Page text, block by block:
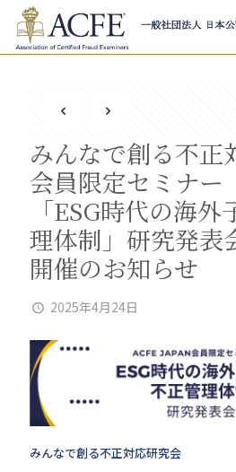
みんなで創る不正
会員限定セミナー
「ESG時代の海
理体制」研究発表
開催のお知らせ
2025年4月24日
みんなで創る不正対応研究会